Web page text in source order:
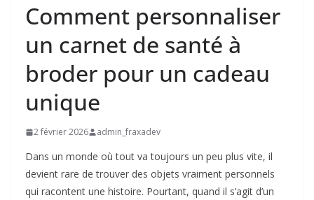
Comment personnaliser
un carnet de santé à
broder pour un cadeau
unique
2 février 2026 admin_fraxadev
Dans un monde où tout va toujours un peu plus vite, il
devient rare de trouver des objets vraiment personnels
qui racontent une histoire. Pourtant, quand il s’agit d’un